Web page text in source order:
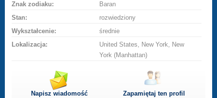
Znak zodiaku:
Baran
Stan:
rozwiedziony
Wykształcenie:
średnie
Lokalizacja:
United States, New York, New
York (Manhattan)
Napisz wiadomość Zapamiętaj ten profil